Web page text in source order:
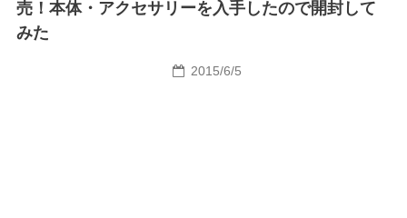
売！本体・アクセサリーを入手したので開封して
みた
2015/6/5